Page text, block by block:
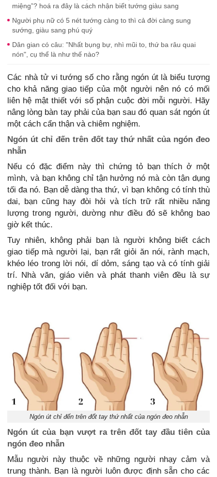
miệng”? hoá ra đây là cách nhận biết tướng giàu sang
Người phụ nữ có 5 nét tướng càng to thì cả đời càng sung
sướng, giàu sang phú quý
Dân gian có câu: "Nhất bụng bự, nhì mũi to, thứ ba râu quai
nón", cụ thể là như thế nào?
Các nhà tử vi tướng số cho rằng ngón út là biểu tượng
cho khả năng giao tiếp của một người nên nó có mối
liên hệ mật thiết với số phận cuộc đời mỗi người. Hãy
nâng lòng bàn tay phải của bạn sau đó quan sát ngón út
một cách cẩn thận và chiêm nghiệm.
Ngón út chỉ đến trên đốt tay thứ nhất của ngón đeo
nhẫn
Nếu có đặc điểm này thì chứng tỏ bạn thích ở một
mình, và bạn không chỉ tận hưởng nó mà còn tận dụng
tối đa nó. Bạn dễ dàng tha thứ, vì bạn không có tính thù
dai, bạn cũng hay đòi hỏi và tích trữ rất nhiều năng
lượng trong người, dường như điều đó sẽ không bao
giờ kết thúc.
Tuy nhiên, không phải bạn là người không biết cách
giao tiếp mà người lại, bạn rất giỏi ăn nói, rành mạch,
khéo léo trong lời nói, dí dỏm, sáng tạo và có tính giải
trí. Nhà văn, giáo viên và phát thanh viên đều là sự
nghiệp tốt đối với bạn.
Ngón út chỉ đến trên đốt tay thứ nhất của ngón đeo nhẫn
Ngón út của bạn vượt ra trên đốt tay đầu tiên của
ngón đeo nhẫn
Mẫu người này thuộc về những người nhạy cảm và
trung thành. Bạn là người luôn được định sẵn cho các